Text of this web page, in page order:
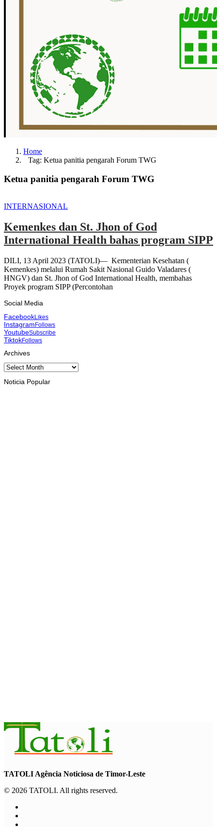
Home
Tag: Ketua panitia pengarah Forum TWG
Ketua panitia pengarah Forum TWG
INTERNASIONAL
Kemenkes dan St. Jhon of God
International Health bahas program SIPP
DILI, 13 April 2023 (TATOLI)— Kementerian Kesehatan (
Kemenkes) melalui Rumah Sakit Nasional Guido Valadares (
HNGV) dan St. Jhon of God International Health, membahas
Proyek program SIPP (Percontohan
Social Media
FacebookLikes
InstagramFollows
YoutubeSubscribe
TiktokFollows
Archives
Archives
Noticia Popular
TATOLI Agência Noticiosa de Timor-Leste
© 2026 TATOLI. All rights reserved.